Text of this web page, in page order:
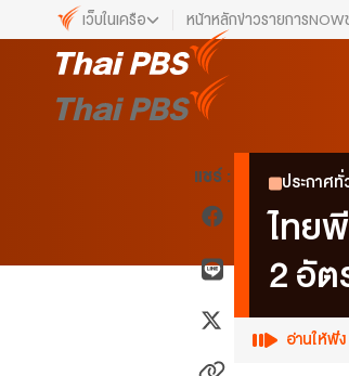
เว็บในเครือ
เว็บไซต์ในเครือ
ALTV
ทุกความสุข...ดูฟรี ไม่มีโฆษณา
The Active
พื้นที่นำเสนอวาระของสังคม
Thai PBS Kids
Thai PBS Podcast
View The World via The Voice
หน้าหลักข่าวรายการNOW
แชร์ : ประกาศทั่
ไทย
2 อัต
อ่านให้ฟัง